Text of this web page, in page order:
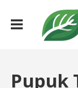
Pupuk